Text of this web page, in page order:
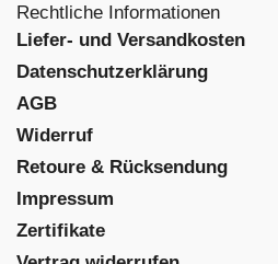
Rechtliche Informationen
Liefer- und Versandkosten
Datenschutzerklärung
AGB
Widerruf
Retoure & Rücksendung
Impressum
Zertifikate